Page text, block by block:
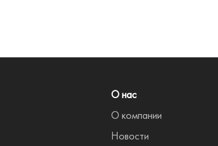
О нас
О компании
Новости